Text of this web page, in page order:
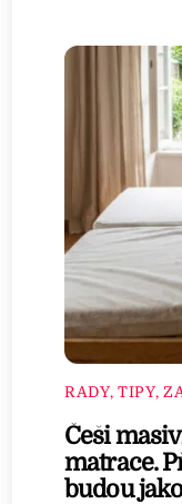
RADY, TIPY,
Češi
matrace.
budou